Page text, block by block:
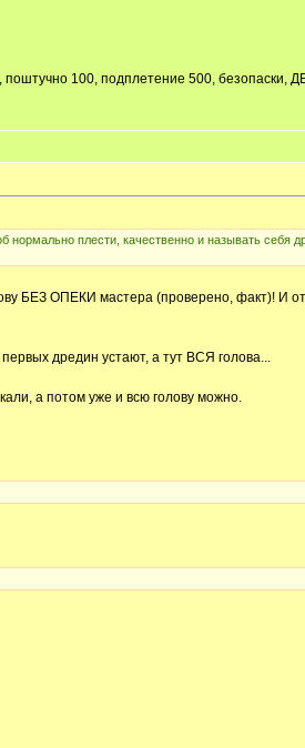
100, подплетение 500, безопаски,
нормально плести, качественно и называть себя
БЕЗ ОПЕКИ мастера (проверено, факт)! И
дредин устают, а тут ВСЯ голова...
а потом уже и всю голову можно.